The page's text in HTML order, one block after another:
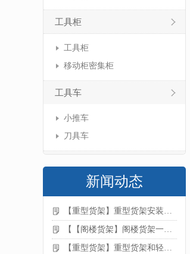
工具柜
工具柜
移动柜密集柜
工具车
小推车
刀具车
新闻动态
【重型货架】重型货架安装注意事项
【【阁楼货架】阁楼货架一般有哪些用途
【重型货架】重型货架和轻型货架的区别是什么